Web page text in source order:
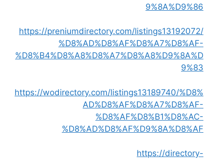
9%8A%D9%86
https://preniumdirectory.com/listings13192072/
%D8%AD%D8%AF%D8%A7%D8%AF-
%D8%B4%D8%A8%D8%A7%D8%A8%D9%8A%D
9%83
https://wodirectory.com/listings13189740/%D8%
AD%D8%AF%D8%A7%D8%AF-
%D8%AF%D8%B1%D8%AC-
%D8%AD%D8%AF%D9%8A%D8%AF
https://directory-